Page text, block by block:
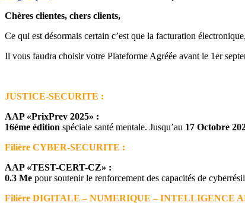
Chères clientes, chers clients,
Ce qui est désormais certain c’est que la facturation
Il vous faudra choisir votre Plateforme Agréée avant le 1er
JUSTICE-SECURITE :
AAP «PrixPrev 2025» :
16ème édition spéciale santé mentale. Jusqu’au 17 Octobre
Filière CYBER-SECURITE :
AAP «TEST-CERT-CZ» :
0.3 Me pour soutenir le renforcement des capacités de
Filière DIGITALE – NUMERIQUE – INTELLIGENCE